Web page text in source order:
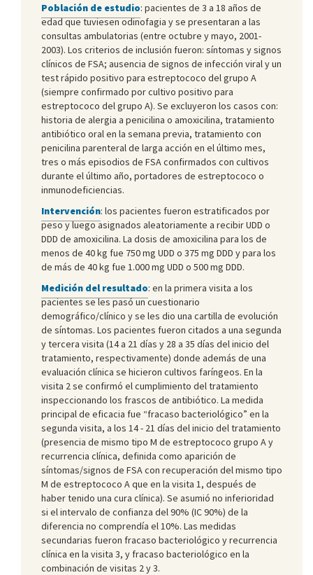
Población de estudio: pacientes de 3 a 18 años de
edad que tuviesen odinofagia y se presentaran a las
consultas ambulatorias (entre octubre y mayo, 2001-
2003). Los criterios de inclusión fueron: síntomas y signos
clínicos de FSA; ausencia de signos de infección viral y un
test rápido positivo para estreptococo del grupo A
(siempre confirmado por cultivo positivo para
estreptococo del grupo A). Se excluyeron los casos con:
historia de alergia a penicilina o amoxicilina, tratamiento
antibiótico oral en la semana previa, tratamiento con
penicilina parenteral de larga acción en el último mes,
tres o más episodios de FSA confirmados con cultivos
durante el último año, portadores de estreptococo o
inmunodeficiencias.
Intervención: los pacientes fueron estratificados por
peso y luego asignados aleatoriamente a recibir UDD o
DDD de amoxicilina. La dosis de amoxicilina para los de
menos de 40 kg fue 750 mg UDD o 375 mg DDD y para los
de más de 40 kg fue 1.000 mg UDD o 500 mg DDD.
Medición del resultado: en la primera visita a los
pacientes se les pasó un cuestionario
demográfico/clínico y se les dio una cartilla de evolución
de síntomas. Los pacientes fueron citados a una segunda
y tercera visita (14 a 21 días y 28 a 35 días del inicio del
tratamiento, respectivamente) donde además de una
evaluación clínica se hicieron cultivos faríngeos. En la
visita 2 se confirmó el cumplimiento del tratamiento
inspeccionando los frascos de antibiótico. La medida
principal de eficacia fue “fracaso bacteriológico” en la
segunda visita, a los 14 - 21 días del inicio del tratamiento
(presencia de mismo tipo M de estreptococo grupo A y
recurrencia clínica, definida como aparición de
síntomas/signos de FSA con recuperación del mismo tipo
M de estreptococo A que en la visita 1, después de
haber tenido una cura clínica). Se asumió no inferioridad
si el intervalo de confianza del 90% (IC 90%) de la
diferencia no comprendía el 10%. Las medidas
secundarias fueron fracaso bacteriológico y recurrencia
clínica en la visita 3, y fracaso bacteriológico en la
combinación de visitas 2 y 3.